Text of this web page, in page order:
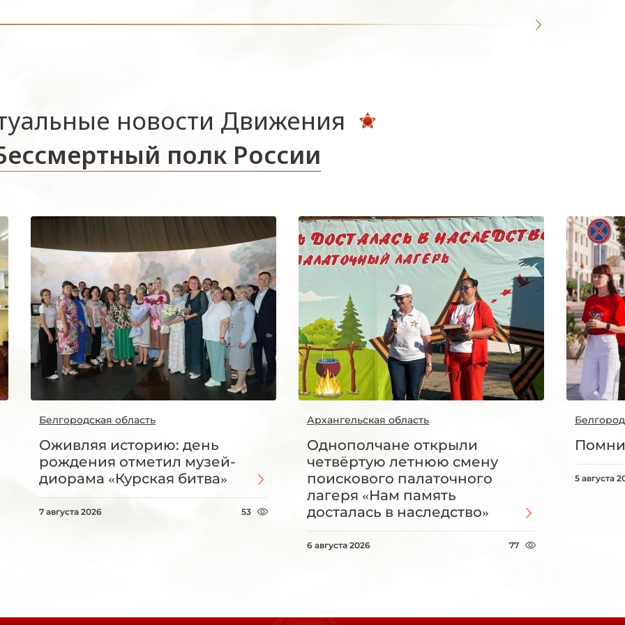
новости Движения
полк России
Белгородская область
Оживляя историю: день
рождения отметил музей-
диорама «Курская битва»
7 августа 2026 53
Архангельская область
Однополчане открыли
четвёртую летнюю смену
поискового палаточного
лагеря «Нам память
досталась в наследство»
6 августа 2026 77
5 августа